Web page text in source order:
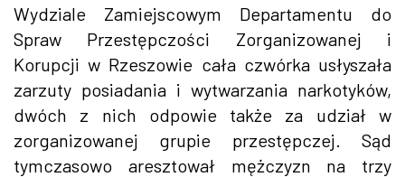
Wydziale Zamiejscowym Departamentu do
Spraw Przestępczości Zorganizowanej i
Korupcji w Rzeszowie cała czwórka usłyszała
zarzuty posiadania i wytwarzania narkotyków,
dwóch z nich odpowie także za udział w
zorganizowanej grupie przestępczej. Sąd
tymczasowo aresztował mężczyzn na trzy